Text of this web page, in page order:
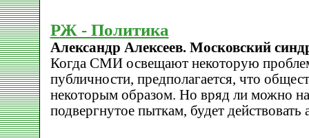
РЖ - Политика
Александр Алексеев. Московский
Когда СМИ освещают некоторую
публичности, предполагается, что
некоторым образом. Но вряд ли можно
подвергнутое пыткам, будет действовать